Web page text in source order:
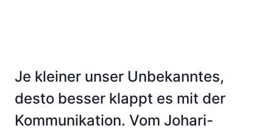
Je kleiner unser Unbekanntes,
desto besser klappt es mit der
Kommunikation. Vom Johari-